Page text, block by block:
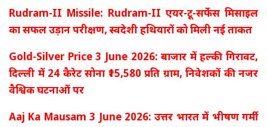
Rudram-II Missile: Rudram-II एयर-टू-सर्फेस मिसाइल
का सफल उड़ान परीक्षण, स्वदेशी हथियारों को मिली नई ताकत
Gold-Silver Price 3 June 2026: बाजार में हल्की गिरावट,
दिल्ली में 24 कैरेट सोना ₹15,580 प्रति ग्राम, निवेशकों की नजर
वैश्विक घटनाओं पर
Aaj Ka Mausam 3 June 2026: उत्तर भारत में भीषण गर्मी